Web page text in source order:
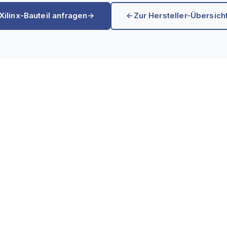
Bauteil anfragen→ ← Zur Hersteller-